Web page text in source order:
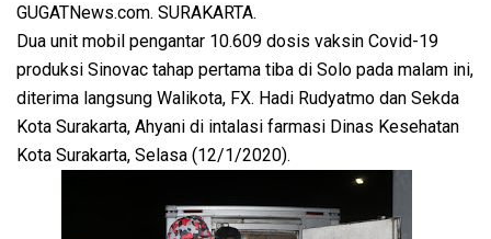
GUGATNews.com. SURAKARTA.
Dua unit mobil pengantar 10.609 dosis vaksin Covid-19
produksi Sinovac tahap pertama tiba di Solo pada malam ini,
diterima langsung Walikota, FX. Hadi Rudyatmo dan Sekda
Kota Surakarta, Ahyani di intalasi farmasi Dinas Kesehatan
Kota Surakarta, Selasa (12/1/2020).